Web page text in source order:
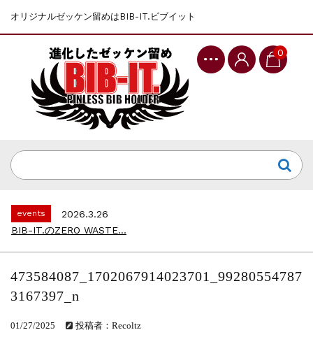
オリジナルゼッケン留めはBIB-IT.ビブイット
0
events
2025.10.1
第46回 丹波篠山ABCマラソン...
上尾シティハーフマラソン2026 記念T...
events
2026.6.23
events
2026.3.26
BIB-IT.のZERO WASTE...
events
2025.10.1
第46回 丹波篠山ABCマラソン...
上尾シティハーフマラソン2026 記念T...
473584087_1702067914023701_99280554787
3167397_n
01/27/2025 投稿者：Recoltz